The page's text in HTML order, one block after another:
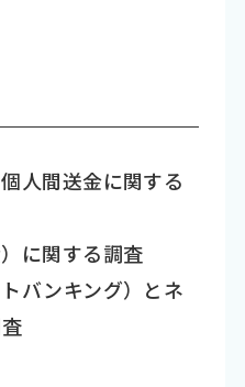
人間送金に関する
に関する調査
バンキング）とネ